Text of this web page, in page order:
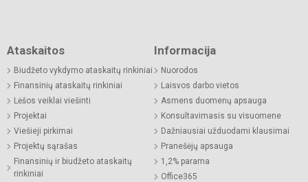
Ataskaitos
Biudžeto vykdymo ataskaitų rinkiniai
Finansinių ataskaitų rinkiniai
Lėšos veiklai viešinti
Projektai
Viešieji pirkimai
Projektų sąrašas
Finansinių ir biudžeto ataskaitų
rinkiniai
Informacija
Nuorodos
Laisvos darbo vietos
Asmens duomenų apsauga
Konsultavimasis su visuomene
Dažniausiai užduodami klausimai
Pranešėjų apsauga
1,2% parama
Office365